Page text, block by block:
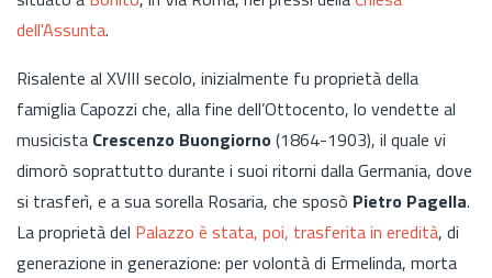
dell'Assunta.
Risalente al XVIII secolo, inizialmente fu proprietà della
famiglia Capozzi che, alla fine dell’Ottocento, lo vendette al
musicista Crescenzo Buongiorno(1864-1903), il quale vi
dimorò soprattutto durante i suoi ritorni dalla Germania, dove
si trasferì, e a sua sorella Rosaria, che sposò Pietro Pagella.
La proprietà del Palazzo è stata, poi, trasferita in eredità, di
generazione in generazione: per volontà di Ermelinda, morta